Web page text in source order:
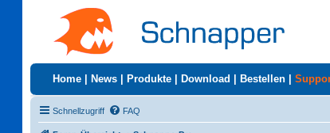
Home News Produkte Download Bestellen
Schnellzugriff FAQ